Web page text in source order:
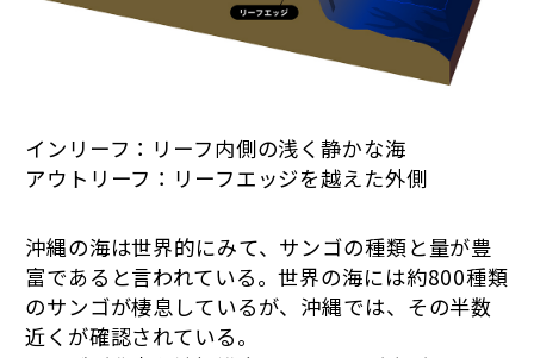
インリーフ：リーフ内側の浅く静かな海
アウトリーフ：リーフエッジを越えた外側
沖縄の海は世界的にみて、サンゴの種類と量が豊
富であると言われている。世界の海には約800種類
のサンゴが棲息しているが、沖縄では、その半数
近くが確認されている。